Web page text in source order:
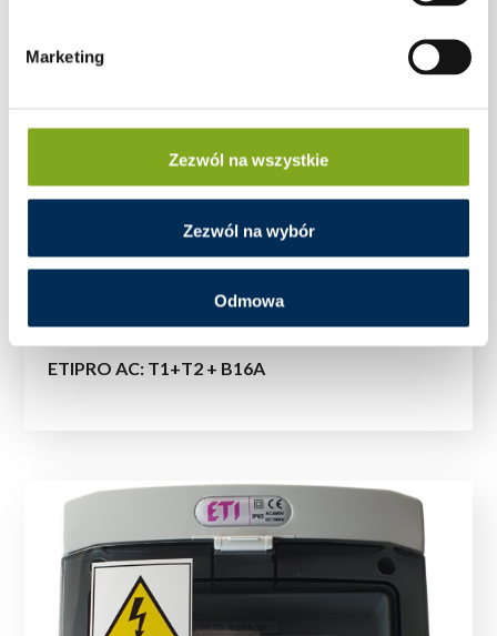
Marketing
Zezwól na wszystkie
Zezwól na wybór
Odmowa
ETIPRO AC: T1+T2 + B16A